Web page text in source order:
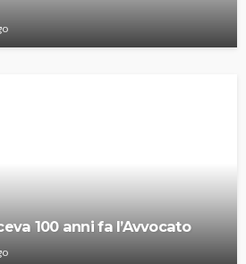
100 anni fa l’Avvocato